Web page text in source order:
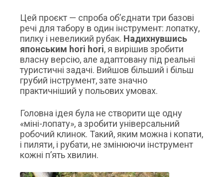
Цей проєкт — спроба об’єднати три базові
речі для табору в один інструмент: лопатку,
пилку і невеликий рубак. Надихнувшись
японським hori hori, я вирішив зробити
власну версію, але адаптовану під реальні
туристичні задачі. Вийшов більший і більш
грубий інструмент, зате значно
практичніший у польових умовах.
Головна ідея була не створити ще одну
«міні-лопату», а зробити універсальний
робочий клинок. Такий, яким можна і копати,
і пиляти, і рубати, не змінюючи інструмент
кожні п’ять хвилин.